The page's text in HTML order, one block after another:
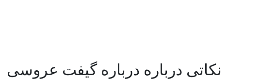
نکاتی درباره درباره گیفت عروسی